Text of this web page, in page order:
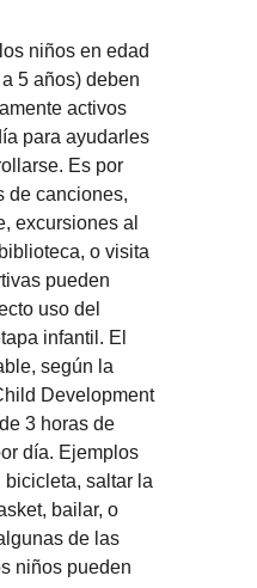
niños en edad
5 años) deben
activos
para ayudarles
Es por
de canciones,
excursiones al
o visita
pueden
uso del
infantil. El
según la
Development
3 horas de
día. Ejemplos
bicicleta, saltar la
bailar, o
de las
niños pueden